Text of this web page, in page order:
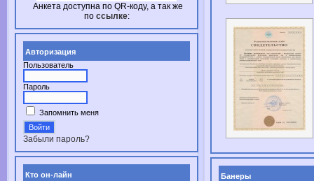
Анкета доступна по QR-коду, а так же
по ссылке:
Авторизация
Пользователь
Пароль
Запомнить меня
Забыли пароль?
Кто он-лайн Банеры